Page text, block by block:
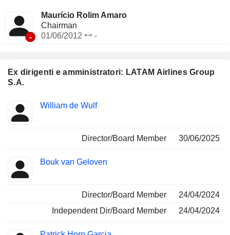
Ex dirigenti e amministratori: LATAM Airlines Group
S.A.
Insider
Posizioni
William de Wulf
Director/Board Member 30/06/2025
Bouk van Geloven
Director/Board Member
24/04/2024
Independent Dir/Board Member
24/04/2024
-
Maurício Rolim Amaro
Chairman
01/06/2012
-